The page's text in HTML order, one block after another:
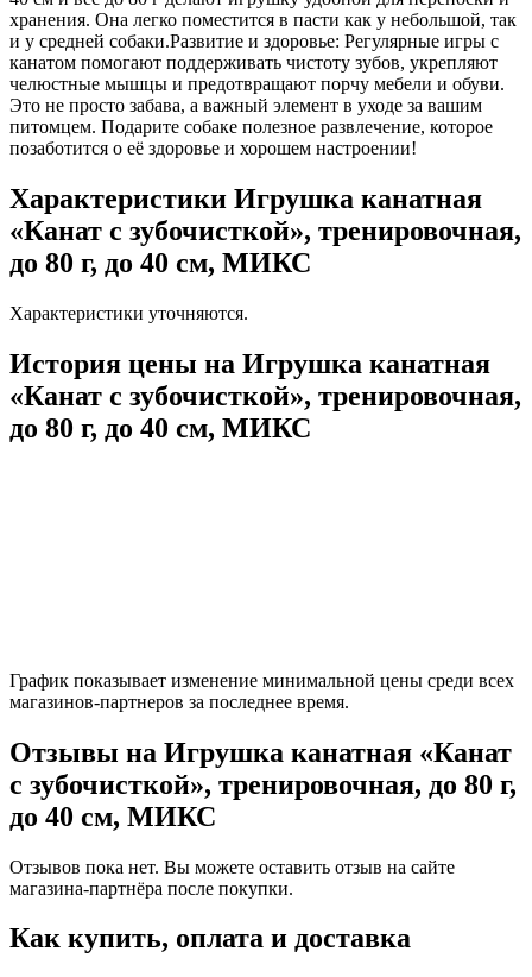
хранения. Она легко поместится в пасти как у небольшой, так
и у средней собаки.Развитие и здоровье: Регулярные игры с
канатом помогают поддерживать чистоту зубов, укрепляют
челюстные мышцы и предотвращают порчу мебели и обуви.
Это не просто забава, а важный элемент в уходе за вашим
питомцем. Подарите собаке полезное развлечение, которое
позаботится о её здоровье и хорошем настроении!
Характеристики Игрушка канатная
«Канат с зубочисткой», тренировочная,
до 80 г, до 40 см, МИКС
Характеристики уточняются.
История цены на Игрушка канатная
«Канат с зубочисткой», тренировочная,
до 80 г, до 40 см, МИКС
График показывает изменение минимальной цены среди всех
магазинов-партнеров за последнее время.
Отзывы на Игрушка канатная «Канат
с зубочисткой», тренировочная, до 80 г,
до 40 см, МИКС
Отзывов пока нет. Вы можете оставить отзыв на сайте
магазина-партнёра после покупки.
Как купить, оплата и доставка